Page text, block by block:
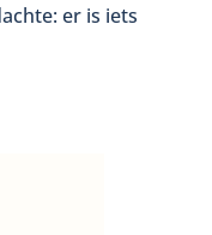
er is iets